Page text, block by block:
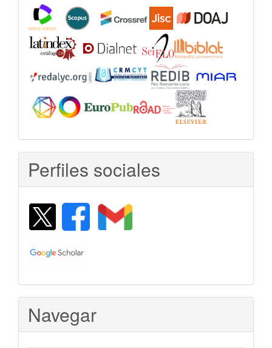
Perfiles sociales
Navegar